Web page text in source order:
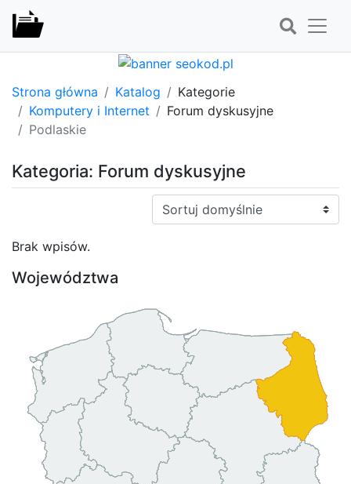
Strona główna Katalog
Kategorie
Komputery i Internet
Forum dyskusyjne
Podlaskie
Kategoria: Forum dyskusyjne
Sortuj:
Brak wpisów.
Województwa